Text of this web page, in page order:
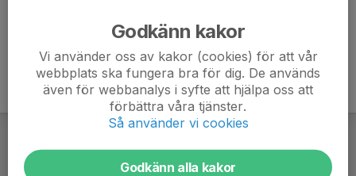
Godkänn kakor
Vi använder oss av kakor (cookies) för att vår
webbplats ska fungera bra för dig. De används
även för webbanalys i syfte att hjälpa oss att
förbättra våra tjänster.
Så använder vi cookies
Godkänn alla kakor